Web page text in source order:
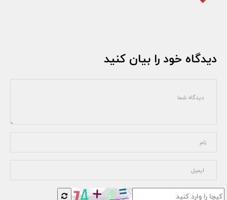
دیدگاه خود را بیان کنید